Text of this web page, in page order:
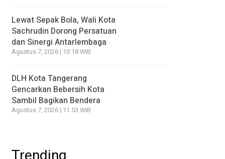
Lewat Sepak Bola, Wali Kota
Sachrudin Dorong Persatuan
dan Sinergi Antarlembaga
Agustus 7, 2026 | 13:18 WIB
DLH Kota Tangerang
Gencarkan Bebersih Kota
Sambil Bagikan Bendera
Agustus 7, 2026 | 11:53 WIB